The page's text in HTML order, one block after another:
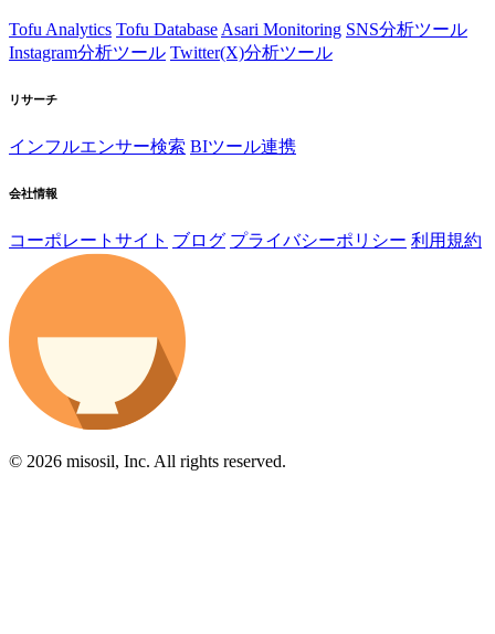
Tofu Analytics Tofu Database Asari Monitoring SNS分析ツール
Instagram分析ツール Twitter(X)分析ツール
リサーチ
インフルエンサー検索 BIツール連携
会社情報
コーポレートサイト ブログ プライバシーポリシー 利用規約
© 2026 misosil, Inc. All rights reserved.